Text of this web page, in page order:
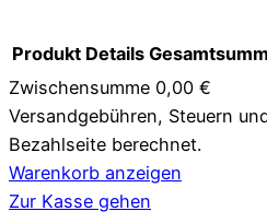
Produkte
im
Produkt Details
Zwischensumme 0,00 €
Versandgebühren, Steuern
Bezahlseite berechnet.
Warenkorb anzeigen
Zur Kasse gehen